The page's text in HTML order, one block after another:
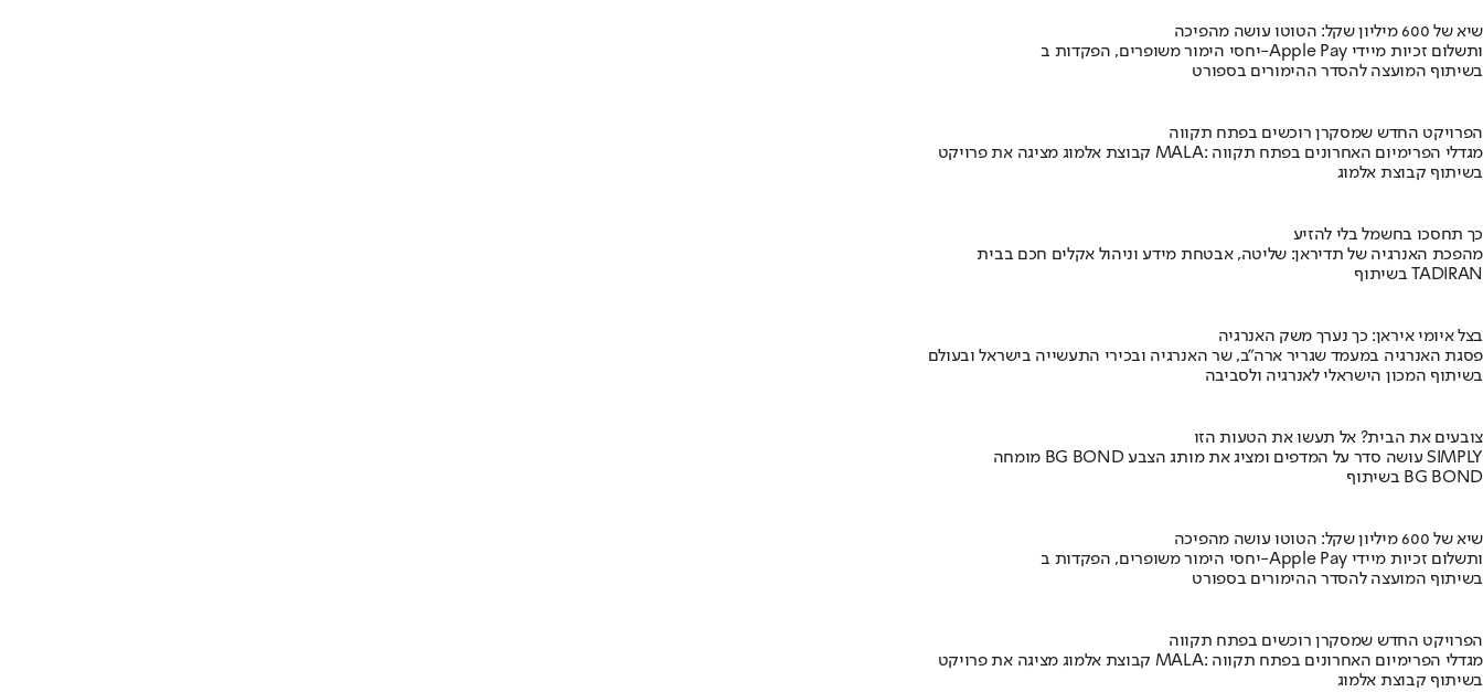
שיא של 600 מיליון שקל: הטוטו עושה מהפיכה
יחסי הימור משופרים, הפקדות ב-Apple Pay ותשלום זכיות מיידי
בשיתוף המועצה להסדר ההימורים בספורט
הפרויקט החדש שמסקרן רוכשים בפתח תקווה
קבוצת אלמוג מציגה את פרויקט MALA: מגדלי הפרימיום האחרונים בפתח תקווה
בשיתוף קבוצת אלמוג
כך תחסכו בחשמל בלי להזיע
מהפכת האנרגיה של תדיראן: שליטה, אבטחת מידע וניהול אקלים חכם בבית
בשיתוף TADIRAN
בצל איומי איראן: כך נערך משק האנרגיה
פסגת האנרגיה במעמד שגריר ארה"ב, שר האנרגיה ובכירי התעשייה בישראל ובעולם
בשיתוף המכון הישראלי לאנרגיה ולסביבה
צובעים את הבית? אל תעשו את הטעות הזו
מומחה BG BOND עושה סדר על המדפים ומציג את מותג הצבע SIMPLY
בשיתוף BG BOND
שיא של 600 מיליון שקל: הטוטו עושה מהפיכה
יחסי הימור משופרים, הפקדות ב-Apple Pay ותשלום זכיות מיידי
בשיתוף המועצה להסדר ההימורים בספורט
הפרויקט החדש שמסקרן רוכשים בפתח תקווה
קבוצת אלמוג מציגה את פרויקט MALA: מגדלי הפרימיום האחרונים בפתח תקווה
בשיתוף קבוצת אלמוג